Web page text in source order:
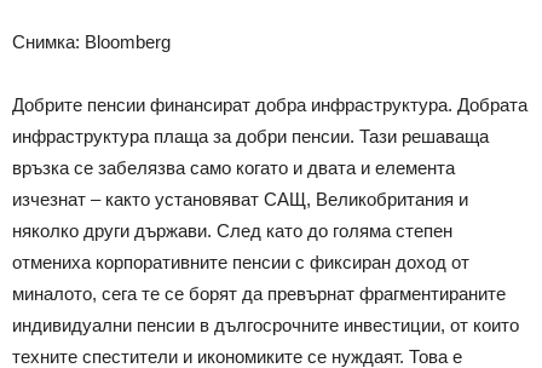
Снимка: Bloomberg
Добрите пенсии финансират добра инфраструктура. Добрата
инфраструктура плаща за добри пенсии. Тази решаваща
връзка се забелязва само когато и двата и елемента
изчезнат – както установяват САЩ, Великобритания и
няколко други държави. След като до голяма степен
отмениха корпоративните пенсии с фиксиран доход от
миналото, сега те се борят да превърнат фрагментираните
индивидуални пенсии в дългосрочните инвестиции, от които
техните спестители и икономиките се нуждаят. Това е